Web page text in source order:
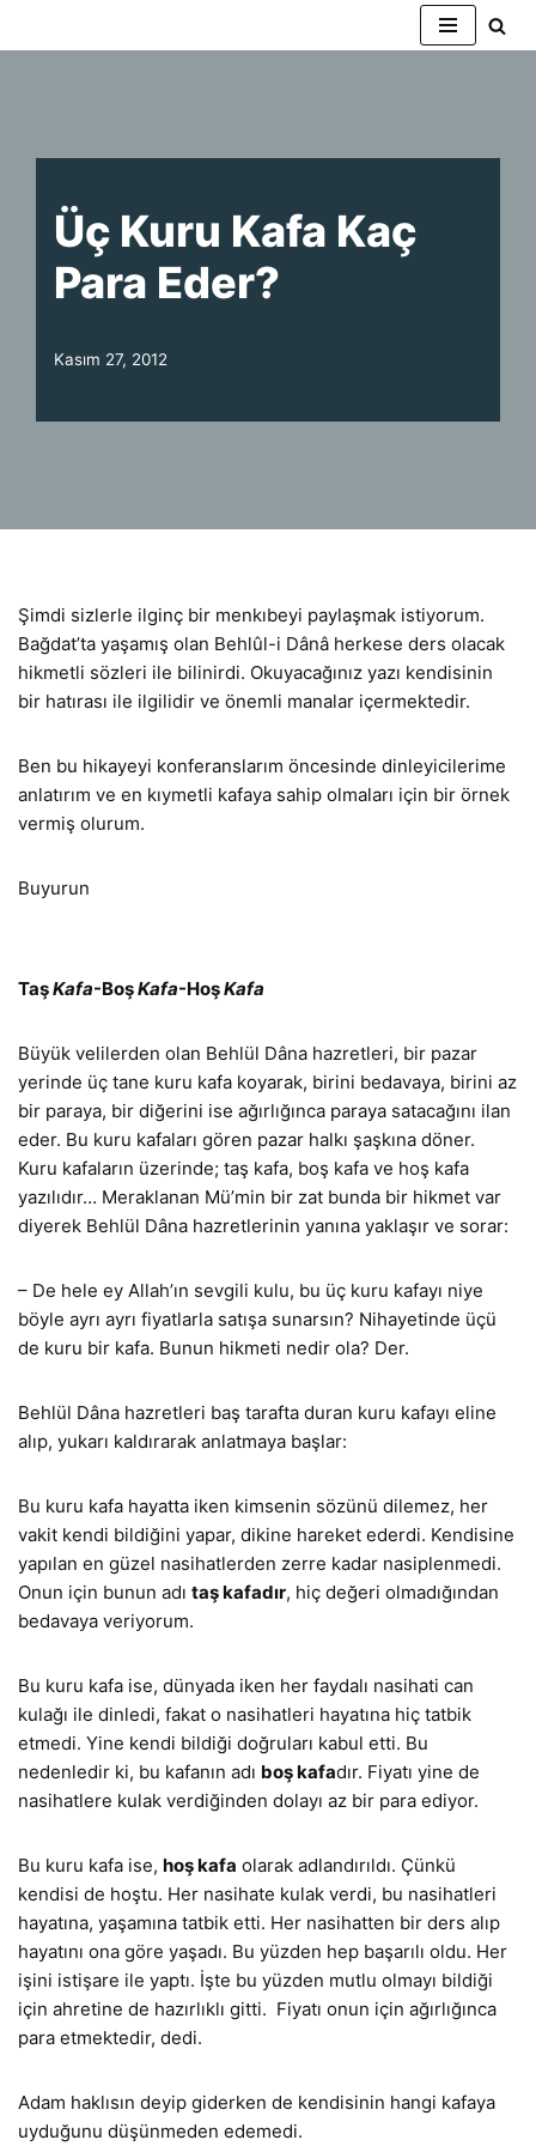
Üç Kuru Kafa Kaç
Para Eder?
Kasım 27, 2012
Şimdi sizlerle ilginç bir menkıbeyi paylaşmak istiyorum.
Bağdat’ta yaşamış olan Behlûl-i Dânâ herkese ders olacak
hikmetli sözleri ile bilinirdi. Okuyacağınız yazı kendisinin
bir hatırası ile ilgilidir ve önemli manalar içermektedir.
Ben bu hikayeyi konferanslarım öncesinde dinleyicilerime
anlatırım ve en kıymetli kafaya sahip olmaları için bir örnek
vermiş olurum.
Buyurun
TaşKafa-BoşKafa-HoşKafa
Büyük velilerden olan Behlül Dâna hazretleri, bir pazar
yerinde üç tane kuru kafa koyarak, birini bedavaya, birini az
bir paraya, bir diğerini ise ağırlığınca paraya satacağını ilan
eder. Bu kuru kafaları gören pazar halkı şaşkına döner.
Kuru kafaların üzerinde; taş kafa, boş kafa ve hoş kafa
yazılıdır… Meraklanan Mü’min bir zat bunda bir hikmet var
diyerek Behlül Dâna hazretlerinin yanına yaklaşır ve sorar:
– De hele ey Allah’ın sevgili kulu, bu üç kuru kafayı niye
böyle ayrı ayrı fiyatlarla satışa sunarsın? Nihayetinde üçü
de kuru bir kafa. Bunun hikmeti nedir ola? Der.
Behlül Dâna hazretleri baş tarafta duran kuru kafayı eline
alıp, yukarı kaldırarak anlatmaya başlar:
Bu kuru kafa hayatta iken kimsenin sözünü dilemez, her
vakit kendi bildiğini yapar, dikine hareket ederdi. Kendisine
yapılan en güzel nasihatlerden zerre kadar nasiplenmedi.
Onun için bunun adı taş kafadır, hiç değeri olmadığından
bedavaya veriyorum.
Bu kuru kafa ise, dünyada iken her faydalı nasihati can
kulağı ile dinledi, fakat o nasihatleri hayatına hiç tatbik
etmedi. Yine kendi bildiği doğruları kabul etti. Bu
nedenledir ki, bu kafanın adı boş kafadır. Fiyatı yine de
nasihatlere kulak verdiğinden dolayı az bir para ediyor.
Bu kuru kafa ise, hoş kafa olarak adlandırıldı. Çünkü
kendisi de hoştu. Her nasihate kulak verdi, bu nasihatleri
hayatına, yaşamına tatbik etti. Her nasihatten bir ders alıp
hayatını ona göre yaşadı. Bu yüzden hep başarılı oldu. Her
işini istişare ile yaptı. İşte bu yüzden mutlu olmayı bildiği
için ahretine de hazırlıklı gitti. Fiyatı onun için ağırlığınca
para etmektedir, dedi.
Adam haklısın deyip giderken de kendisinin hangi kafaya
uyduğunu düşünmeden edemedi.